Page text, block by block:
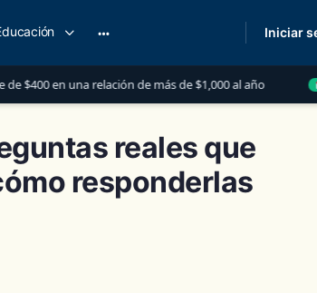
relación de más de $1,000 al año AUG 14
options
Iniciar
reales que
responderlas